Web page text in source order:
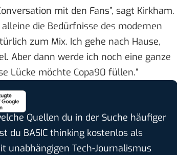
mit den Fans”, sagt Kirkham.
die Bedürfnisse des modernen
zum Mix. Ich gehe nach Hause,
Aber dann werde ich noch eine ganze
Lücke möchte Copa90 füllen.”
Quellen du in der Suche häufiger
du BASIC thinking kostenlos als
unabhängigen Tech-Journalismus